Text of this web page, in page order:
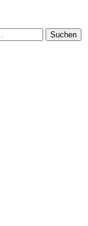
Suchen